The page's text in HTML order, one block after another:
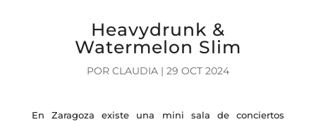
Heavydrunk &
Watermelon Slim
POR CLAUDIA| 29 OCT 2024
En Zaragoza existe una mini sala de conciertos